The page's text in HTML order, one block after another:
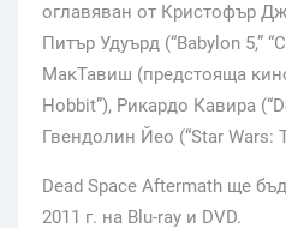
оглавяван от Кристофър
Питър Удуърд (“Babylon 5,”
МакТавиш (предстояща
Hobbit”), Рикардо Кавира
Гвендолин Йео (“Star Wars:
Dead Space Aftermath ще
2011 г. на Blu-ray и DVD.